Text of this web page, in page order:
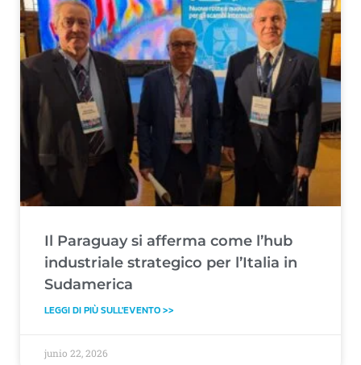
Il Paraguay si afferma come l’hub
industriale strategico per l’Italia in
Sudamerica
LEGGI DI PIÙ SULL'EVENTO >>
junio 22, 2026